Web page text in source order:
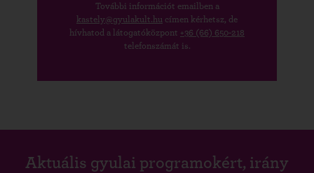
További információt emailben a
kastely@gyulakult.hu címen kérhetsz, de
hívhatod a látogatóközpont +36 (66) 650-218
telefonszámát is.
Aktuális gyulai programokért, irány